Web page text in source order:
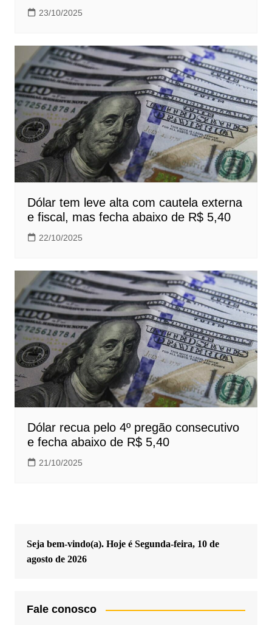
23/10/2025
Dólar tem leve alta com cautela externa
e fiscal, mas fecha abaixo de R$ 5,40
22/10/2025
Dólar recua pelo 4º pregão consecutivo
e fecha abaixo de R$ 5,40
21/10/2025
Seja bem-vindo(a). Hoje é Segunda-feira, 10 de
agosto de 2026
Fale conosco